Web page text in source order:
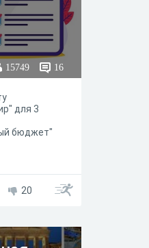
15749 16
для 3
бюджет"
20